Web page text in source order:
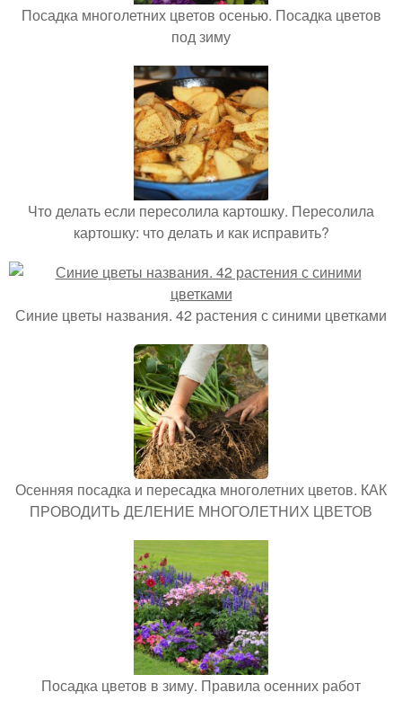
Посадка многолетних цветов осенью. Посадка цветов
под зиму
Что делать если пересолила картошку. Пересолила
картошку: что делать и как исправить?
Синие цветы названия. 42 растения с синими цветками
Осенняя посадка и пересадка многолетних цветов. КАК
ПРОВОДИТЬ ДЕЛЕНИЕ МНОГОЛЕТНИХ ЦВЕТОВ
Посадка цветов в зиму. Правила осенних работ